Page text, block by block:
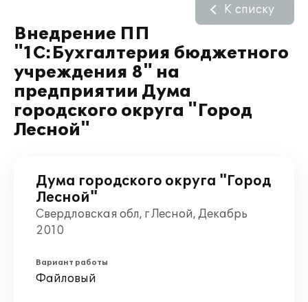
Внедрение ПП
"1С:Бухгалтерия бюджетного
учреждения 8" на
предприятии Дума
городского округа "Город
Лесной"
К списку
Дума городского округа "Город
Лесной"
Свердловская обл, г Лесной, Декабрь
2010
Вариант работы
Файловый